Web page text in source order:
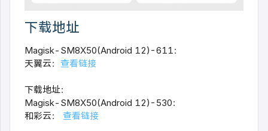
下载地址
Magisk-SM8X50(Android 12)-611：
天翼云： 查看链接
下载地址：
Magisk-SM8X50(Android 12)-530：
和彩云： 查看链接